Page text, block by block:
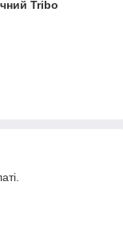
Tribo